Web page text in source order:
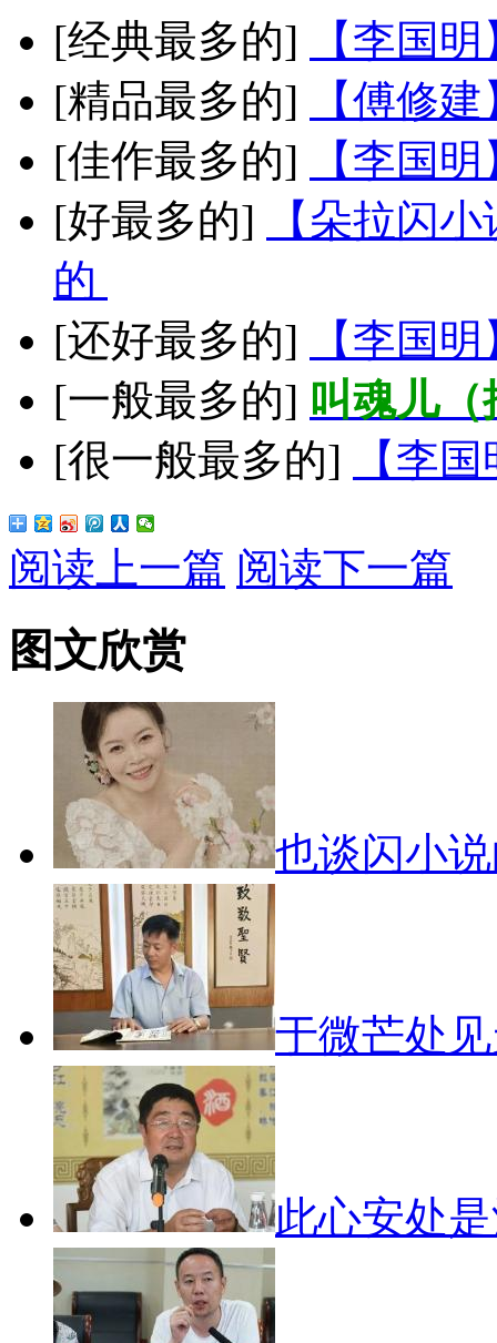
[经典最多的]
【李国
[精品最多的]
【傅修
[佳作最多的]
【李国
[好最多的]
【朵拉闪
的
[还好最多的]
【李国
[一般最多的] 叫魂儿
[很一般最多的]
【李
阅读上一篇 阅读下一篇
图文欣赏
也谈闪小
于微芒处
此心安处